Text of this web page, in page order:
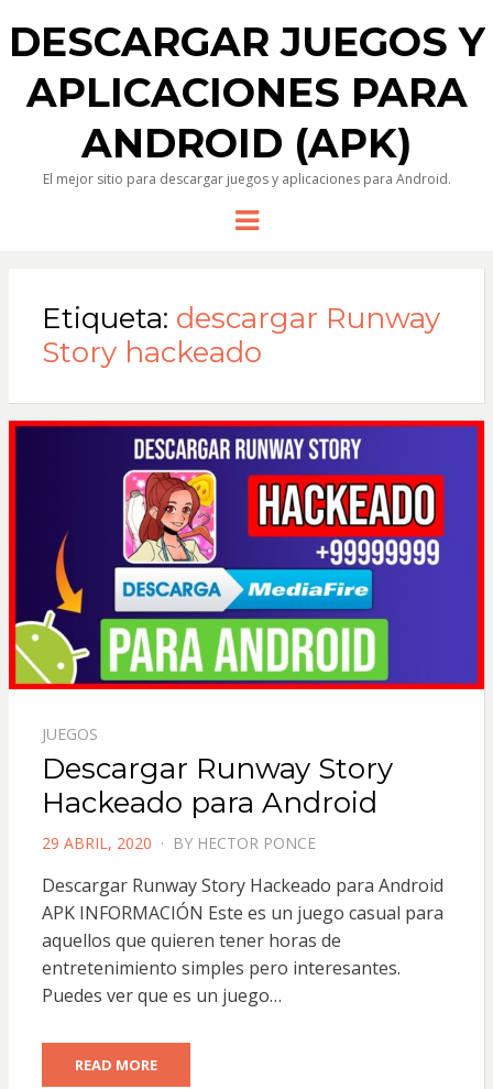
DESCARGAR JUEGOS Y
APLICACIONES PARA
ANDROID (APK)
El mejor sitio para descargar juegos y aplicaciones para Android.
Menu
Etiqueta: descargar Runway
Story hackeado
JUEGOS
Descargar Runway Story
Hackeado para Android
POSTED
29 ABRIL, 2020 BY HECTOR PONCE
Descargar Runway Story Hackeado para Android
APK INFORMACIÓN Este es un juego casual para
aquellos que quieren tener horas de
entretenimiento simples pero interesantes.
Puedes ver que es un juego…
READ MORE